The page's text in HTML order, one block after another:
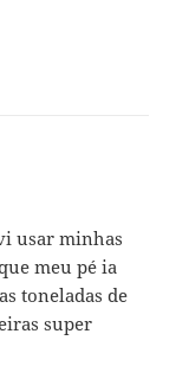
usar minhas
meu pé ia
toneladas de
super